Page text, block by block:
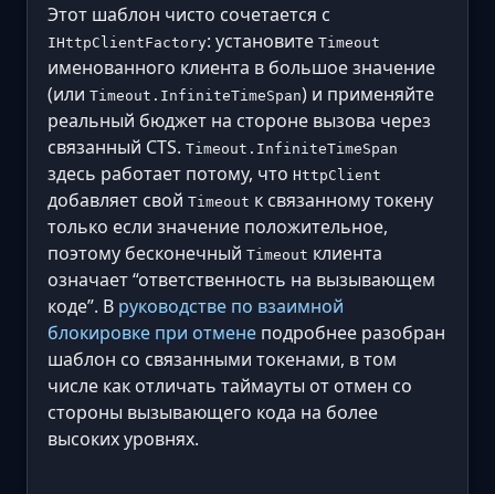
Этот шаблон чисто сочетается с
IHttpClientFactory: установите Timeout
именованного клиента в большое значение
(или Timeout.InfiniteTimeSpan) и применяйте
реальный бюджет на стороне вызова через
связанный CTS. Timeout.InfiniteTimeSpan
здесь работает потому, что HttpClient
добавляет свой Timeout к связанному токену
только если значение положительное,
поэтому бесконечный Timeout клиента
означает “ответственность на вызывающем
коде”. В руководстве по взаимной
блокировке при отмене подробнее разобран
шаблон со связанными токенами, в том
числе как отличать таймауты от отмен со
стороны вызывающего кода на более
высоких уровнях.